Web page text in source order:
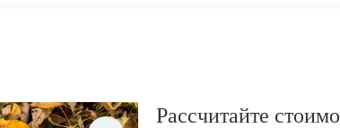
Рассчитайте